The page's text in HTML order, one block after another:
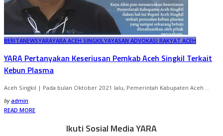
BERITANEWSYARAYARA ACEH SINGKIL YAYASAN ADVOKASI RAKYAT ACEH
YARA Pertanyakan Keseriusan Pemkab Aceh Singkil Terkait
Kebun Plasma
Aceh Singkil | Pada bulan Oktober 2021 lalu, Pemerintah Kabupaten Aceh
byadmin
READ MORE
Ikuti Sosial Media YARA